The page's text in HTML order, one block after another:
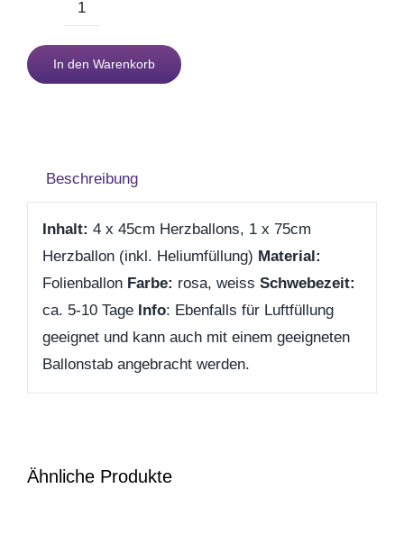
Zum Abschied
Gute Besserung
hab
Dich
In den Warenkorb
Beschreibung
Inhalt: 4 x 45cm Herzballons, 1 x 75cm
Herzballon (inkl. Heliumfüllung) Material:
Folienballon Farbe: rosa, weiss Schwebezeit:
ca. 5-10 Tage Info: Ebenfalls für Luftfüllung
geeignet und kann auch mit einem geeigneten
Ballonstab angebracht werden.
Ähnliche Produkte